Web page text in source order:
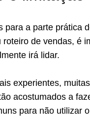
para a parte prática
de vendas, é
irá lidar.
experientes,
acostumados a
para não utilizar